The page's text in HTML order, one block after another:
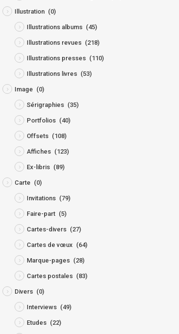
Illustration (0)
Illustrations albums (45)
Illustrations revues (218)
Illustrations presses (110)
Illustrations livres (53)
Image (0)
Sérigraphies (35)
Portfolios (40)
Offsets (108)
Affiches (123)
Ex-libris (89)
Carte (0)
Invitations (79)
Faire-part (5)
Cartes-divers (27)
Cartes de vœux (64)
Marque-pages (28)
Cartes postales (83)
Divers (0)
Interviews (49)
Etudes (22)